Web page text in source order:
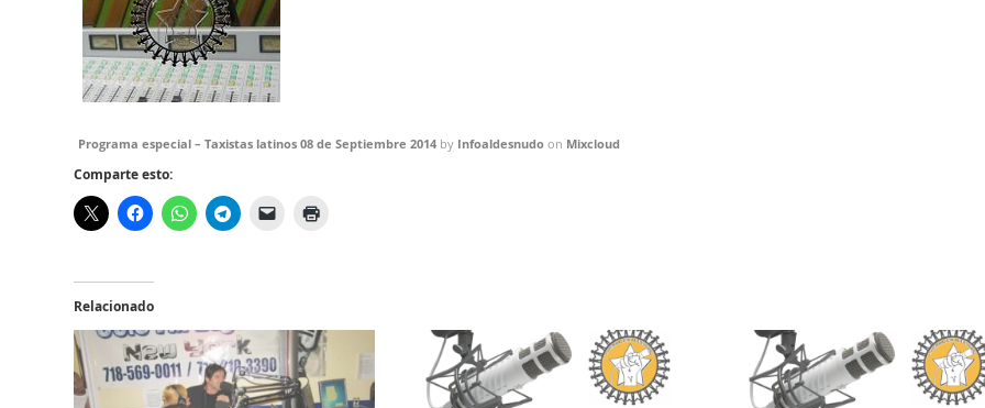
Programa especial – Taxistas latinos 08 de Septiembre 2014 by Infoaldesnudo on Mixcloud
Comparte esto:
Relacionado